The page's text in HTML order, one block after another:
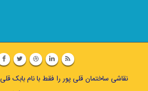
نقاشی ساختمان قلی پور را فقط با نام بابک